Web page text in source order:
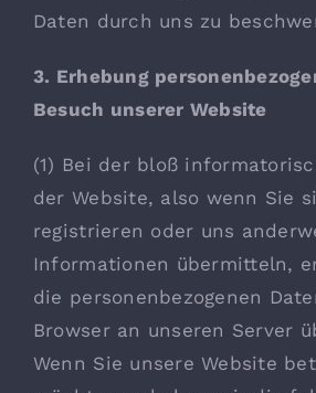
Daten durch uns zu
3. Erhebung
Besuch unserer Website
(1) Bei der bloß
der Website, also wenn Sie
registrieren oder uns
Informationen übermitteln,
die personenbezogenen
Browser an unseren Server
Wenn Sie unsere Website